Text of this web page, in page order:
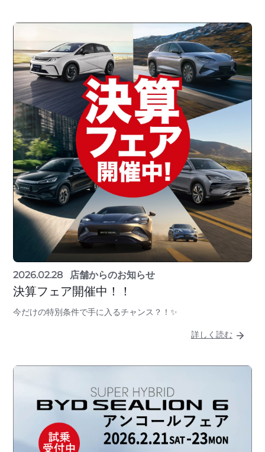
2026.02.28 店舗からのお知らせ
決算フェア開催中！！
今だけの特別条件で手に入るチャンス？！✨
詳しく読む